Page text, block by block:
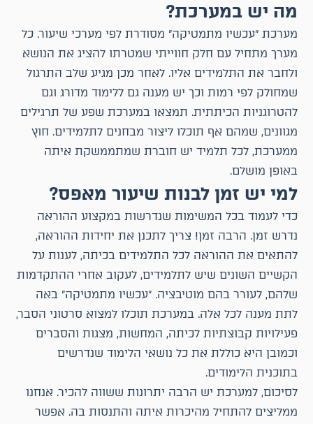
מה יש במערכת?
מערכת "עכשיו מתמטיקה" מסודרת לפי מערכי שיעור. כל
מערך מתחיל עם חלק חווייתי שמטרתו להציג את הנושא
ולחבר את התלמידים אליו. לאחר מכן מגיע שלב התרגול
שמחולק לפי רמות וכך יש מענה גם ללימוד מדורג וגם
להטרוגניות הכיתתית. תמצאו במערכת שפע של תרגילים
מגוונים, שמהם אף תוכלו ליצור מבחנים לתלמידים. חוץ
ממערכת, לכל תלמיד יש חוברת שמתממשקת איתה
באופן מושלם.
למי יש זמן לבנות שיעור מאפס?
כדי לעמוד בכל המשימות שנדרשות במקצוע ההוראה
נדרש זמן. הרבה זמן! צריך לתכנן את יחידות ההוראה,
להתאים את ההוראה לכל התלמידים בכיתה, לענות על
הקשיים השונים שיש לתלמידים, לעקוב אחרי ההתקדמות
שלהם, לעורר בהם מוטיבציה. "עכשיו מתמטיקה" באה
לתת מענה לכל אלה. במערכת תוכלו למצוא סרטוני הסבר,
פעילויות קבוצתיות לכיתה, המחשות, מצגות והסברים
וכמובן היא כוללת את כל נושאי הלימוד שנדרשים
בתוכנית הלימודים.
לסיכום, למערכת יש הרבה יתרונות ששווה להכיר. אנחנו
ממליצים להתחיל מהיכרות איתה והתנסות בה. אפשר